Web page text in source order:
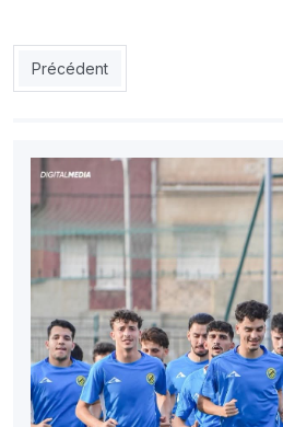
Article précédent : Lecheheb :
Précédent